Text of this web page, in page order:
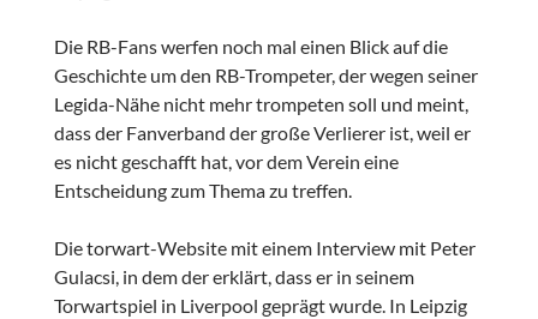
Die RB-Fans werfen noch mal einen Blick auf die
Geschichte um den RB-Trompeter, der wegen seiner
Legida-Nähe nicht mehr trompeten soll und meint,
dass der Fanverband der große Verlierer ist, weil er
es nicht geschafft hat, vor dem Verein eine
Entscheidung zum Thema zu treffen.
Die torwart-Website mit einem Interview mit Peter
Gulacsi, in dem der erklärt, dass er in seinem
Torwartspiel in Liverpool geprägt wurde. In Leipzig